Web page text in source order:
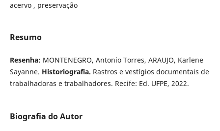
acervo , preservação
Resumo
Resenha: MONTENEGRO, Antonio Torres, ARAUJO, Karlene
Sayanne. Historiografia. Rastros e vestígios documentais de
trabalhadoras e trabalhadores. Recife: Ed. UFPE, 2022.
Biografia do Autor